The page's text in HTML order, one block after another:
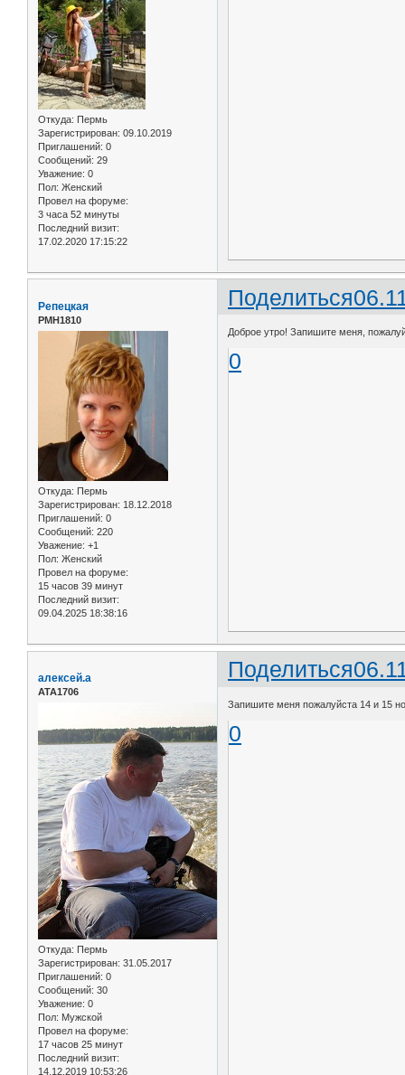
Откуда: Пермь
Зарегистрирован: 09.10.2019
Приглашений: 0
Сообщений: 29
Уважение: 0
Пол: Женский
Провел на форуме:
3 часа 52 минуты
Последний визит:
17.02.2020 17:15:22
Поделиться
Репецкая
РМН1810
Откуда: Пермь
Зарегистрирован: 18.12.2018
Приглашений: 0
Сообщений: 220
Уважение: +1
Пол: Женский
Провел на форуме:
15 часов 39 минут
Последний визит:
09.04.2025 18:38:16
Доброе утро! Запишите меня,
0
Поделиться
алексей.а
АТА1706
Откуда: Пермь
Зарегистрирован: 31.05.2017
Приглашений: 0
Сообщений: 30
Уважение: 0
Пол: Мужской
Провел на форуме:
17 часов 25 минут
Последний визит:
14.12.2019 10:53:26
Запишите меня пожалуйста 14 и 15
0